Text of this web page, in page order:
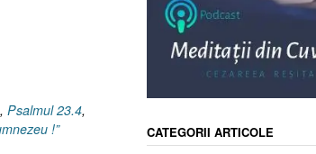
, Psalmul 23.4,
!”
CATEGORII ARTICOLE